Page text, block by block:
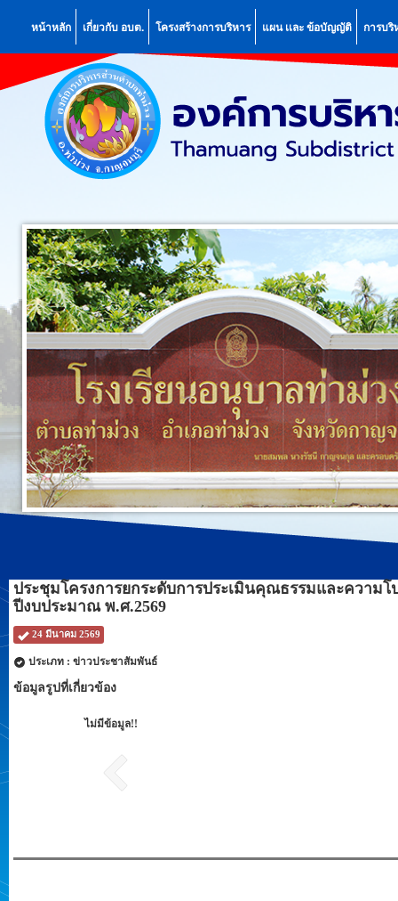
หน้าหลัก เกี่ยวกับ อบต. โครงสร้างการบริหาร แผน เเละ ข้อบัญญัติ การบริ
ประชุมโครงการยกระดับการประเมินคุณธรรมและความ
ปีงบประมาณ พ.ศ.2569
24 มีนาคม 2569
ประเภท : ข่าวประชาสัมพันธ์
ข้อมูลรูปที่เกี่ยวข้อง
ไม่มีข้อมูล!!